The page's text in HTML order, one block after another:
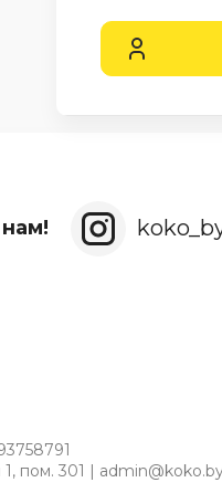
пом. 301 |